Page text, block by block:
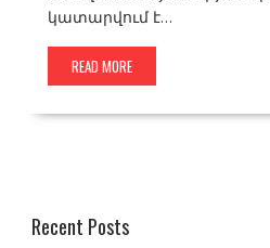
կատարվում է…
READ MORE
Recent Posts